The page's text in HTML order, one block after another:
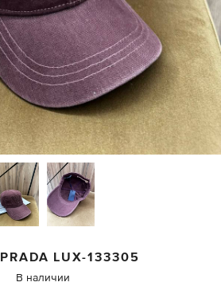
PRADA LUX-133305
В наличии